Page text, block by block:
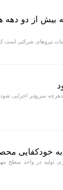
بیش از دو دهه
نیرو‌های شرکتی است
سریع‌تر اجرایی
به خودکفایی
در واحد سطح مهم